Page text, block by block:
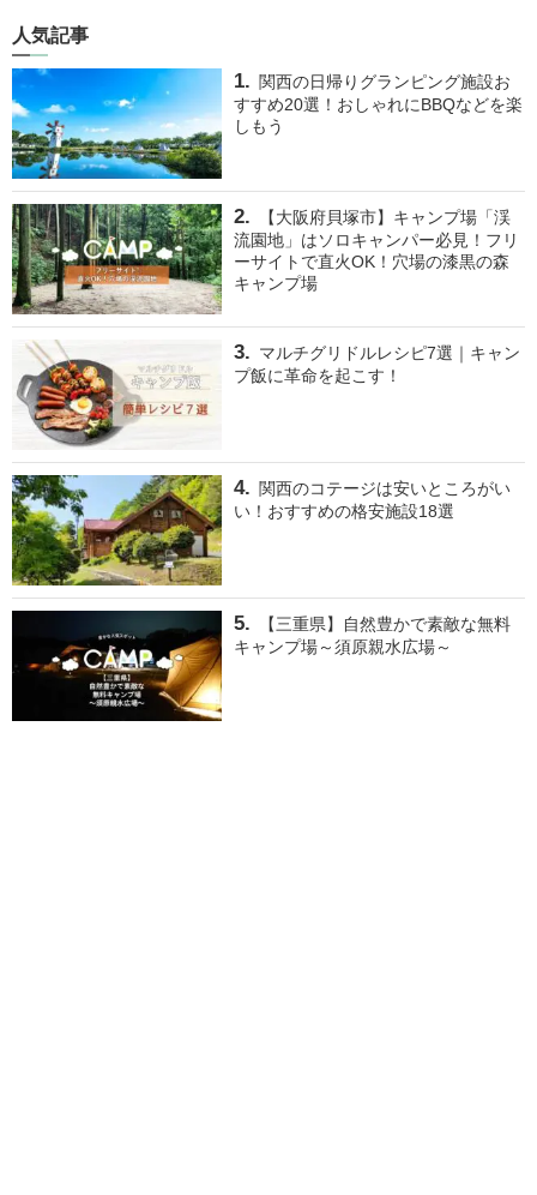
人気記事
関西の日帰りグランピング施設お
すすめ20選！おしゃれにBBQなどを楽
しもう
【大阪府貝塚市】キャンプ場「渓
流園地」はソロキャンパー必見！フリ
ーサイトで直火OK！穴場の漆黒の森
キャンプ場
マルチグリドルレシピ7選｜キャン
プ飯に革命を起こす！
関西のコテージは安いところがい
い！おすすめの格安施設18選
【三重県】自然豊かで素敵な無料
キャンプ場～須原親水広場～